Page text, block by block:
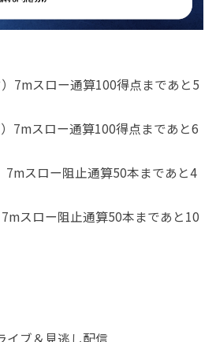
7mスロー通算100得点まであと5
7mスロー通算100得点まであと6
7mスロー阻止通算50本まであと4
スロー阻止通算50本まであと10